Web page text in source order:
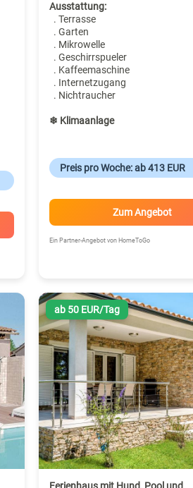
Ausstattung:
. Terrasse
. Garten
. Mikrowelle
. Geschirrspueler
. Kaffeemaschine
. Internetzugang
. Nichtraucher
❄ Klimaanlage
Preis pro Woche: ab 413 EUR
Zum Angebot
Ein Partner-Angebot von HomeToGo
ab 50 EUR/Tag